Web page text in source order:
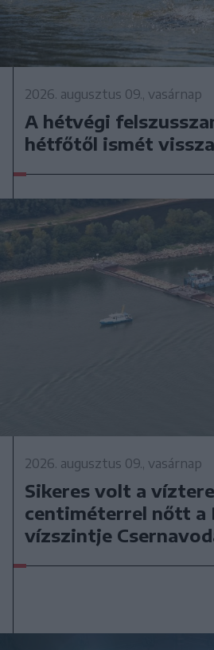
2026. augusztus 09., vasárnap
A hétvégi
hétfőtől ismét
2026. augusztus 09., vasárnap
Sikeres volt a
centiméterrel nőtt a
vízszintje